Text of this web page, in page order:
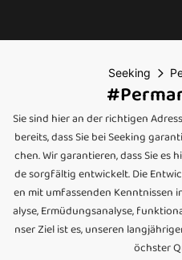
Seeking
Sie sind hier an der richtigen
bereits, dass Sie bei Seeking
chen. Wir garantieren, dass Sie es
de sorgfältig entwickelt. Die
en mit umfassenden Kenntnissen
alyse, Ermüdungsanalyse,
nser Ziel ist es, unseren
öchster